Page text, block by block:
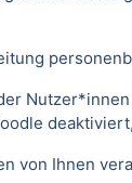
von Ihnen